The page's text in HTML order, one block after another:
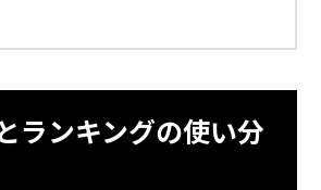
ランキングの使い分